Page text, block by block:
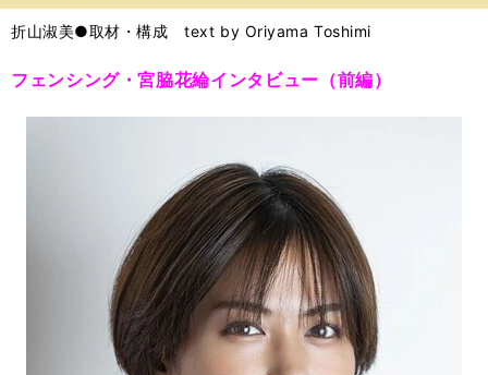
バ
折山淑美●取材・構成 text by Oriyama Toshimi
フェンシング・宮脇花綸インタビュー（前編）